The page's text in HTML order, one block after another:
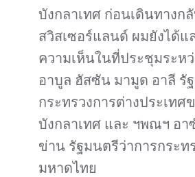
บังกลาเทศ ก่อนเดินทางก
สวิสเซอร์แลนด์ ผมยังได้แ
ความเห็นในที่ประชุมระห
อาบูล ฮัสซัน มามูด อาลี รั
กระทรวงการต่างประเทศ
บังกลาเทศ และ ฯพณฯ อ
ข่าน รัฐมนตรีว่าการกระท
มหาดไทย